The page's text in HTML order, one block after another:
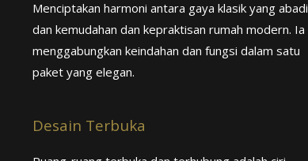
Menciptakan harmoni antara gaya klasik yang abadi
dan kemudahan dan kepraktisan rumah modern. Ia
menggabungkan keindahan dan fungsi dalam satu
paket yang elegan.
Desain Terbuka